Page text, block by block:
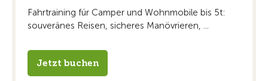
Fahrtraining für Camper und Wohnmobile bis 5t:
souveränes Reisen, sicheres Manövrieren, ...
Jetzt buchen